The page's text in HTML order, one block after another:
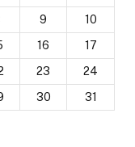
9
10
16
17
23
24
30 31